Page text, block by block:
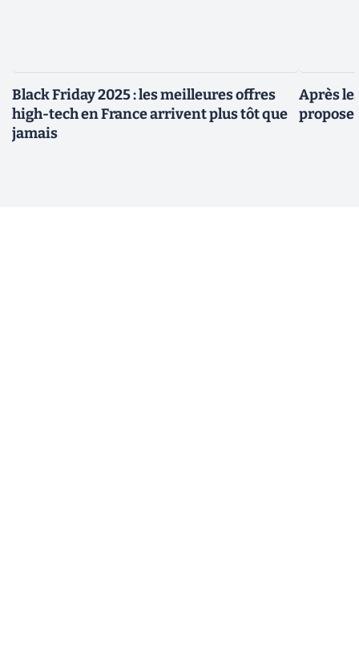
Black Friday 2025 : les meilleures offres
high-tech en France arrivent plus tôt que
jamais
Après
propose